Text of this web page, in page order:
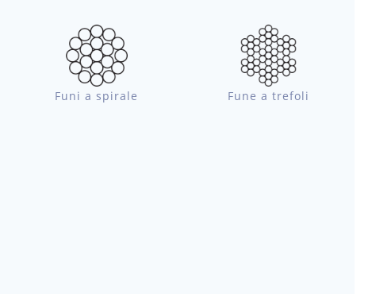
Funi a spirale Fune a trefoli